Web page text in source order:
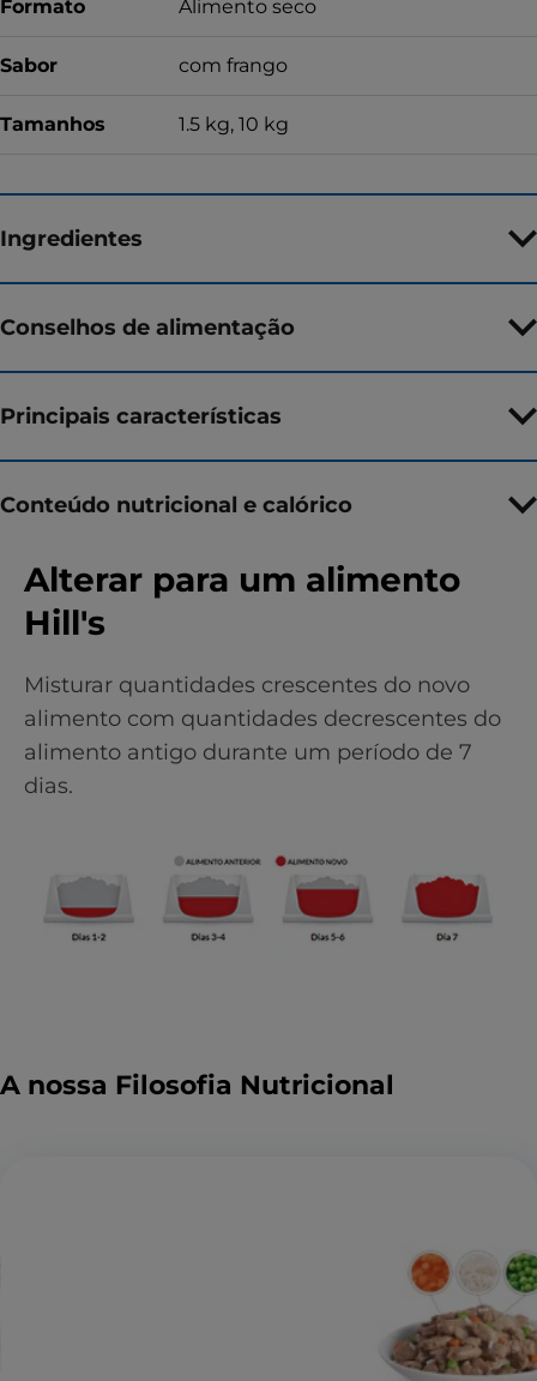
Formato Alimento seco
Sabor com frango
Tamanhos 1.5 kg, 10 kg
Ingredientes
Conselhos de alimentação
Principais características
Conteúdo nutricional e calórico
Alterar para um alimento
Hill's
Misturar quantidades crescentes do novo
alimento com quantidades decrescentes do
alimento antigo durante um período de 7
dias.
A nossa Filosofia Nutricional